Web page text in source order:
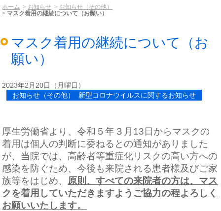
ホーム お知らせ
お知らせ（その他）
マスク着用の継続について（お願い）
マスク着用の継続について（お
願い）
2023年2月20日（月曜日）
お知らせ（その他） 新型コロナウイルスに関するお知らせ
厚生労働省より、令和５年３月13日からマスクの
着用は個人の判断に委ねるとの通知がありました
が、当院では、高齢者等重症化リスクの高い方への
感染を防ぐため、今後も来院される患者様及びご家
族等をはじめ、 原則、すべての来院者の方は、マス
クを着用していただきますようご協力の程よろしく
お願いいたします。